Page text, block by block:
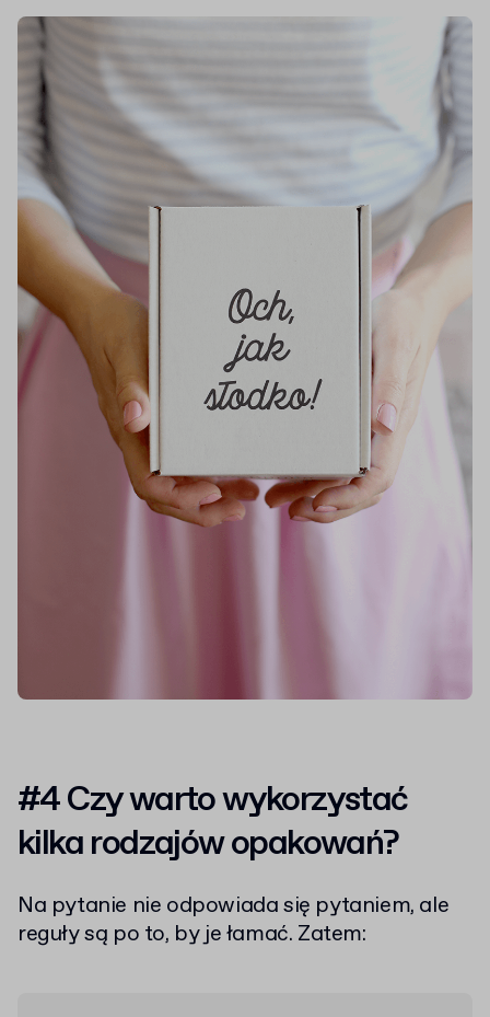
#4 Czy warto wykorzystać
kilka rodzajów opakowań?
Na pytanie nie odpowiada się pytaniem, ale
reguły są po to, by je łamać. Zatem: